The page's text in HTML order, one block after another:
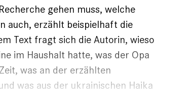
gehen muss, welche
auch, erzählt beispielhaft die
Text fragt sich die Autorin, wieso
im Haushalt hatte, was der Opa
was an der erzählten
was aus der ukrainischen Haika